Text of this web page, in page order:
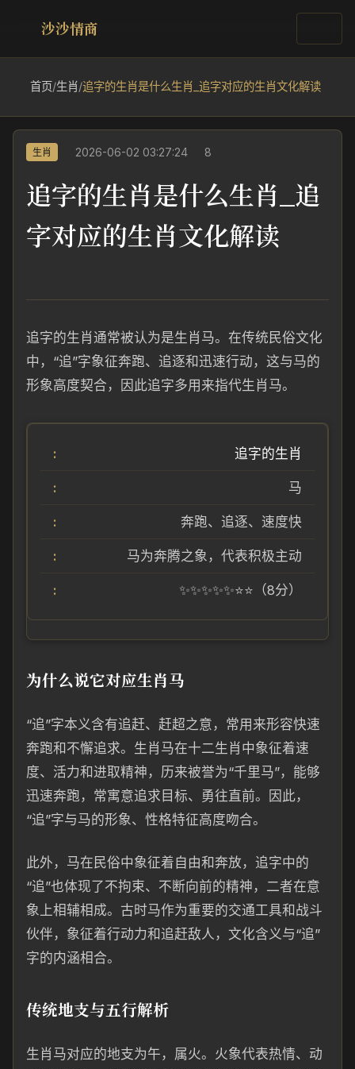
沙沙情商
首页/生肖/追字的生肖是什么生肖_追字对应的生肖文化解读
生肖 2026-06-02 03:27:24 8
追字的生肖是什么生肖_追
字对应的生肖文化解读
追字的生肖通常被认为是生肖马。在传统民俗文化
中，“追”字象征奔跑、追逐和迅速行动，这与马的
形象高度契合，因此追字多用来指代生肖马。
追字的生肖
马
奔跑、追逐、速度快
马为奔腾之象，代表积极主动
✨✨✨✨✨⭐⭐（8分）
为什么说它对应生肖马
“追”字本义含有追赶、赶超之意，常用来形容快速
奔跑和不懈追求。生肖马在十二生肖中象征着速
度、活力和进取精神，历来被誉为“千里马”，能够
迅速奔跑，常寓意追求目标、勇往直前。因此，
“追”字与马的形象、性格特征高度吻合。
此外，马在民俗中象征着自由和奔放，追字中的
“追”也体现了不拘束、不断向前的精神，二者在意
象上相辅相成。古时马作为重要的交通工具和战斗
伙伴，象征着行动力和追赶敌人，文化含义与“追”
字的内涵相合。
传统地支与五行解析
生肖马对应的地支为午，属火。火象代表热情、动